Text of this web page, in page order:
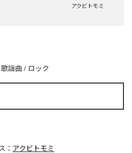
アクビトモミ
歌謡曲 / ロック
： アクビトモミ